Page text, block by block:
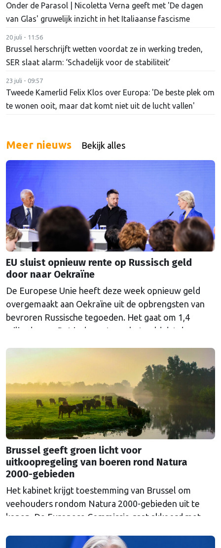
Onder de Parasol | Nicoletta Verna geeft met 'De dagen
van Glas' gruwelijk inzicht in het Italiaanse fascisme
20 juli - 11:56
Brussel herschrijft wetten voordat ze in werking treden,
SER slaat alarm: ‘Schadelijk voor de stabiliteit’
23 juli - 09:57
Tweede Kamerlid Felix Klos over Europa: 'De beste plek om
te wonen ooit, maar dat komt niet uit de lucht vallen'
Meer nieuws Bekijk alles
EU sluist opnieuw rente op Russisch geld
door naar Oekraïne
De Europese Unie heeft deze week opnieuw geld
overgemaakt aan Oekraïne uit de opbrengsten van
bevroren Russische tegoeden. Het gaat om 1,4
miljard euro. Dat is de rente op het geld dat de
Euroclear parkeerde. De EU bevroor dat geld na de
Continued
Brussel geeft groen licht voor
uitkoopregeling van boeren rond Natura
2000-gebieden
Het kabinet krijgt toestemming van Brussel om
veehouders rondom Natura 2000-gebieden uit te
kopen. De Europese Commissie gaat akkoord met